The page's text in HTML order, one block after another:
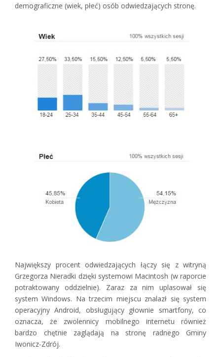
demograficzne (wiek, płeć) osób odwiedzających stronę.
Największy procent odwiedzających łączy się z witryną
Grzegorza Nieradki dzięki systemowi Macintosh (w raporcie
potraktowany oddzielnie). Zaraz za nim uplasował się
system Windows. Na trzecim miejscu znalazł się system
operacyjny Android, obsługujący głownie smartfony, co
oznacza, że zwolennicy mobilnego internetu również
bardzo chętnie zaglądają na stronę radnego Gminy
Iwonicz-Zdrój.